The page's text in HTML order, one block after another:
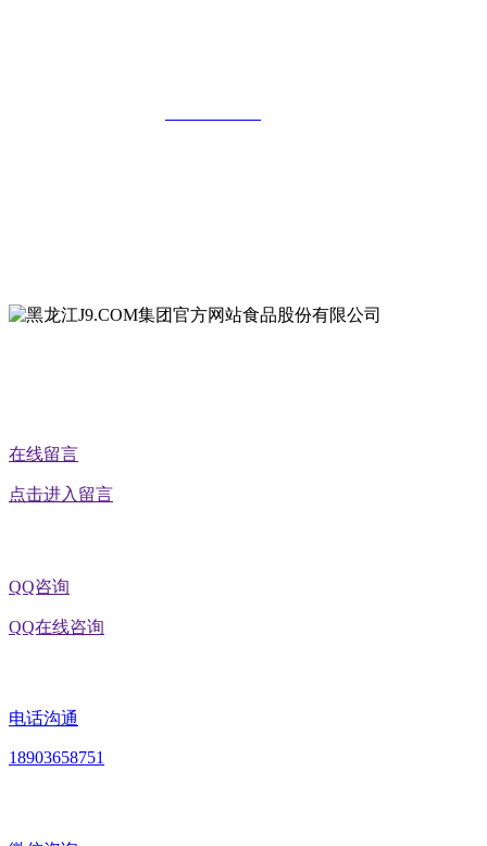
在线留言
点击进入留言
QQ咨询
QQ在线咨询
电话沟通
18903658751